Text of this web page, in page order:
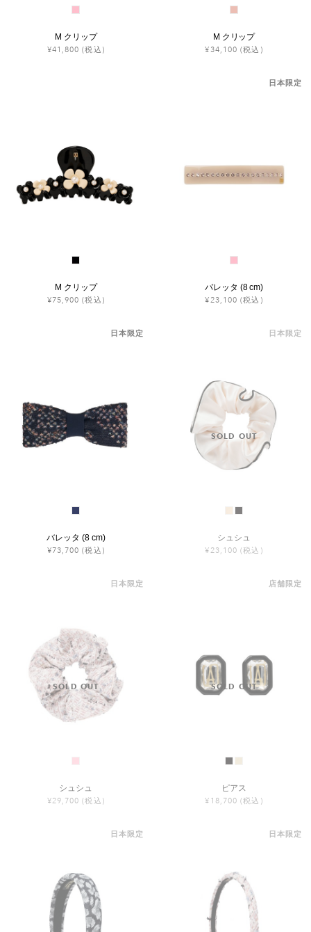
M クリップ
¥41,800 (税込)
M クリップ
¥34,100 (税込)
M クリップ
¥75,900 (税込)
日本限定
バレッタ (8 cm)
¥23,100 (税込)
日本限定
バレッタ (8 cm)
¥73,700 (税込)
日本限定
シュシュ
¥23,100 (税込)
日本限定
シュシュ
¥29,700 (税込)
店舗限定
ピアス
¥18,700 (税込)
日本限定 日本限定